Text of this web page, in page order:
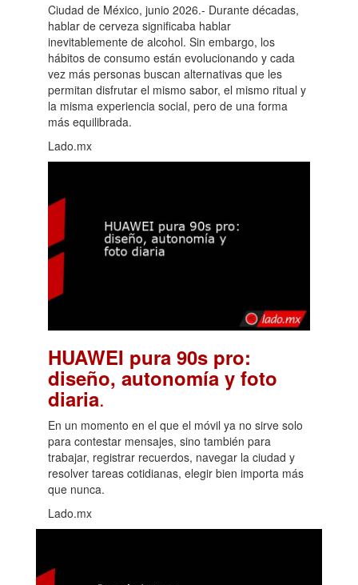
Ciudad de México, junio 2026.- Durante décadas,
hablar de cerveza significaba hablar
inevitablemente de alcohol. Sin embargo, los
hábitos de consumo están evolucionando y cada
vez más personas buscan alternativas que les
permitan disfrutar el mismo sabor, el mismo ritual y
la misma experiencia social, pero de una forma
más equilibrada.
Lado.mx
HUAWEI pura 90s pro:
diseño, autonomía y foto
diaria.
En un momento en el que el móvil ya no sirve solo
para contestar mensajes, sino también para
trabajar, registrar recuerdos, navegar la ciudad y
resolver tareas cotidianas, elegir bien importa más
que nunca.
Lado.mx